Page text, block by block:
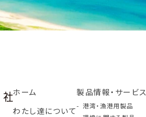
ホーム
わたし達について
製品情報・サービス
港湾・漁港用製品